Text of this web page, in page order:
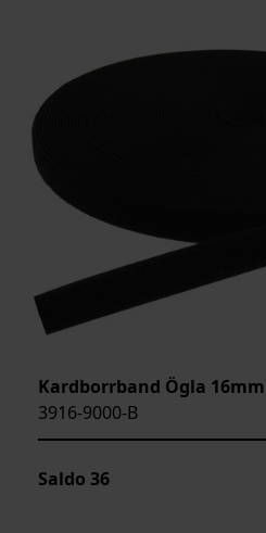
Kardborrband Ögla
3916-9000-B
Saldo 36